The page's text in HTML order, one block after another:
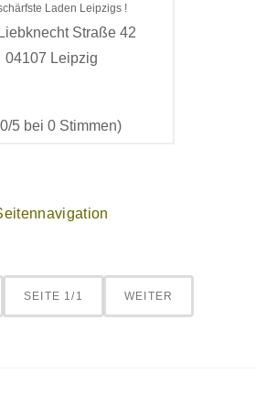
Laden Leipzigs !
Straße 42
04107 Leipzig
5 bei 0 Stimmen)
SEITE 1/1 WEITER